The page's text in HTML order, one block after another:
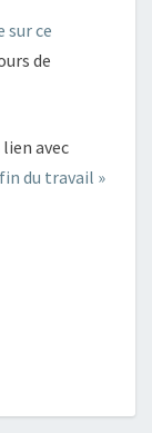
sur ce
de
avec
du travail »